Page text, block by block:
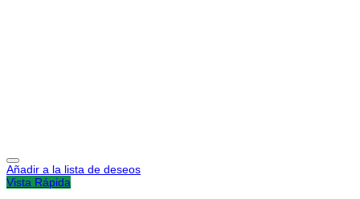
Añadir a la lista de deseos
Vista Rápida